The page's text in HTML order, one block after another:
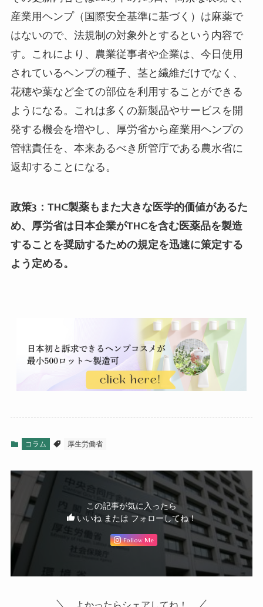
産業用ヘンプ（国際安全基準に基づく）は麻薬で
はないので、法規制の対象外とするという内容で
す。これにより、農業従事者や企業は、今日使用
されているヘンプの種子、茎と繊維だけでなく、
花穂や葉など全ての部位を利用することができる
ようになる。これは多くの新製品やサービスを開
発する機会を増やし、厚労省から産業用ヘンプの
管轄責任を、本来あるべき所管庁である農水省に
返却することになる。
政策3 ： THC製薬もまた大きな医学的価値があるた
め、厚労省は日本企業がTHCを含む医薬品を製造
することを奨励するための規定を迅速に策定する
よう定める。
コラム 厚生労働省
この記事が気に入ったら
いいね または フォローしてね！
Follow Me